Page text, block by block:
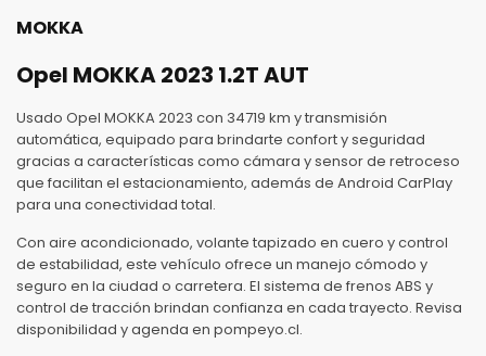
MOKKA
Opel MOKKA 2023 1.2T AUT
Usado Opel MOKKA 2023 con 34719 km y transmisión
automática, equipado para brindarte confort y seguridad
gracias a características como cámara y sensor de retroceso
que facilitan el estacionamiento, además de Android CarPlay
para una conectividad total.
Con aire acondicionado, volante tapizado en cuero y control
de estabilidad, este vehículo ofrece un manejo cómodo y
seguro en la ciudad o carretera. El sistema de frenos ABS y
control de tracción brindan confianza en cada trayecto. Revisa
disponibilidad y agenda en pompeyo.cl.